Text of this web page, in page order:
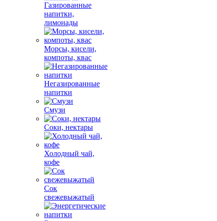
Газированные
напитки,
лимонады
Морсы, кисели,
компоты, квас
Негазированные
напитки
Смузи
Соки, нектары
Холодный чай,
кофе
Сок
свежевыжатый